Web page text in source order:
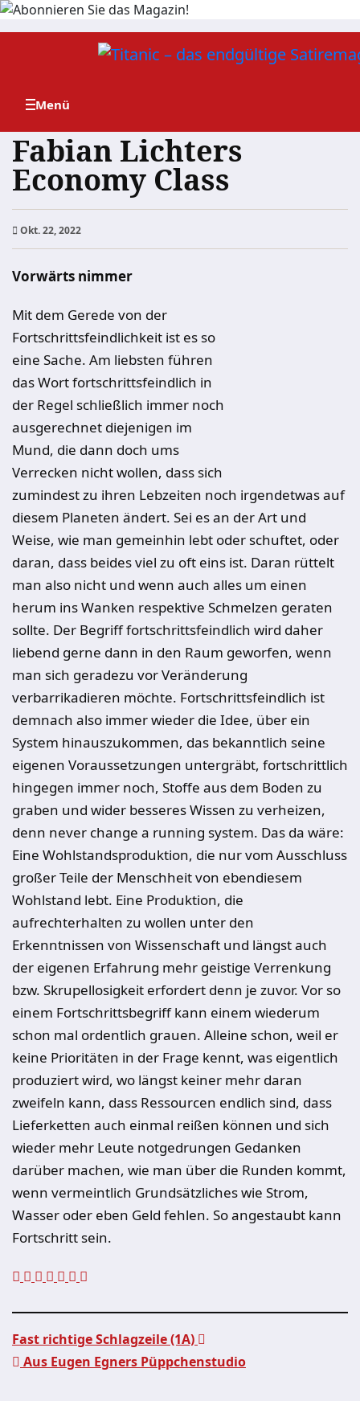
Zum
Fabian Lichters
Economy Class
Okt. 22, 2022
Vorwärts nimmer
Mit dem Gerede von der
Fortschrittsfeindlichkeit ist es so
eine Sache. Am liebsten führen
das Wort fortschrittsfeindlich in
der Regel schließlich immer noch
ausgerechnet diejenigen im
Mund, die dann doch ums
Verrecken nicht wollen, dass sich
zumindest zu ihren Lebzeiten noch irgendetwas auf
diesem Planeten ändert. Sei es an der Art und
Weise, wie man gemeinhin lebt oder schuftet, oder
daran, dass beides viel zu oft eins ist. Daran rüttelt
man also nicht und wenn auch alles um einen
herum ins Wanken respektive Schmelzen geraten
sollte. Der Begriff fortschrittsfeindlich wird daher
liebend gerne dann in den Raum geworfen, wenn
man sich geradezu vor Veränderung
verbarrikadieren möchte. Fortschrittsfeindlich ist
demnach also immer wieder die Idee, über ein
System hinauszukommen, das bekanntlich seine
eigenen Voraussetzungen untergräbt, fortschrittlich
hingegen immer noch, Stoffe aus dem Boden zu
graben und wider besseres Wissen zu verheizen,
denn never change a running system. Das da wäre:
Eine Wohlstandsproduktion, die nur vom Ausschluss
großer Teile der Menschheit von ebendiesem
Wohlstand lebt. Eine Produktion, die
aufrechterhalten zu wollen unter den
Erkenntnissen von Wissenschaft und längst auch
der eigenen Erfahrung mehr geistige Verrenkung
bzw. Skrupellosigkeit erfordert denn je zuvor. Vor so
einem Fortschrittsbegriff kann einem wiederum
schon mal ordentlich grauen. Alleine schon, weil er
keine Prioritäten in der Frage kennt, was eigentlich
produziert wird, wo längst keiner mehr daran
zweifeln kann, dass Ressourcen endlich sind, dass
Lieferketten auch einmal reißen können und sich
wieder mehr Leute notgedrungen Gedanken
darüber machen, wie man über die Runden kommt,
wenn vermeintlich Grundsätzliches wie Strom,
Wasser oder eben Geld fehlen. So angestaubt kann
Fortschritt sein.
Fast richtige Schlagzeile (1A)
Aus Eugen Egners Püppchenstudio